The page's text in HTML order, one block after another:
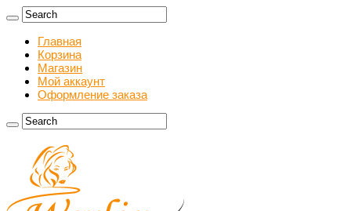
Главная
Корзина
Магазин
Мой аккаунт
Оформление заказа